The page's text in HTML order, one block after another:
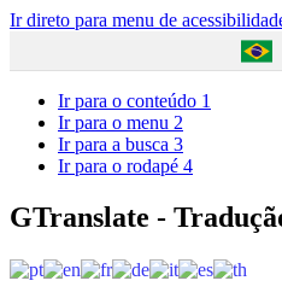
Ir direto para menu de
Ir para o conteúdo 1
Ir para o menu 2
Ir para a busca 3
Ir para o rodapé 4
GTranslate -